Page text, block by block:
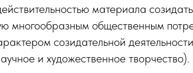
материала
многообразным общественным
созидательной
и художественное творчество).